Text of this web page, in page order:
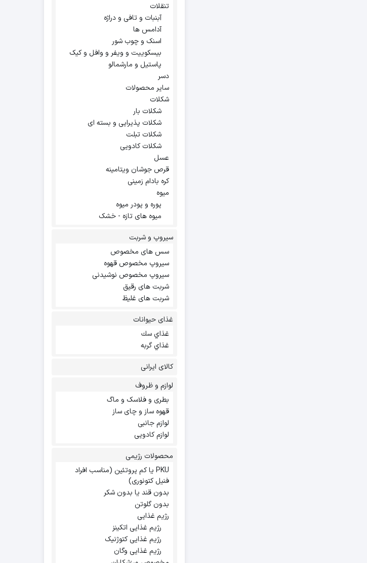
تنقلات
آبنبات و تافی و دراژه
آدامس ها
اسنک و چوب شور
بیسکوییت و ویفر و وافل و کیک
پاستیل و مارشمالو
دسر
سایر محصولات
شکلات
شکلات بار
شکلات پذیرایی و بسته ای
شکلات تبلت
شکلات کادویی
عسل
قرص جوشان ویتامینه
کره بادام زمینی
میوه
پوره و پودر میوه
میوه های تازه - خشک
سیروپ و شربت
سس های مخصوص
سیروپ مخصوص قهوه
سیروپ مخصوص نوشیدنی
شربت های رقیق
شربت های غلیظ
غذای حیوانات
غذاي سك
غذاي گربه
کالای ایرانی
لوازم و ظروف
بطری و فلاسک و ماگ
قهوه ساز و چای ساز
لوازم جانبی
لوازم کادویی
محصولات رژیمی
PKU یا کم پروتئین (مناسب افراد
فنیل کتونوری)
بدون قند یا بدون شکر
بدون گلوتن
رژیم غذایی
رژیم غذایی اتکینز
رژیم غذایی کتوژنیک
رژیم غذایی وگان